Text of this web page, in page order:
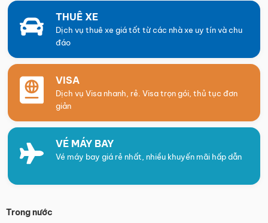
THUÊ XE
Dịch vụ thuê xe giá tốt từ các nhà xe uy tín và chu
đáo
VISA
Dịch vụ Visa nhanh, rẻ. Visa trọn gói, thủ tục đơn
giản
VÉ MÁY BAY
Vé máy bay giá rẻ nhất, nhiều khuyến mãi hấp dẫn
Trong nước